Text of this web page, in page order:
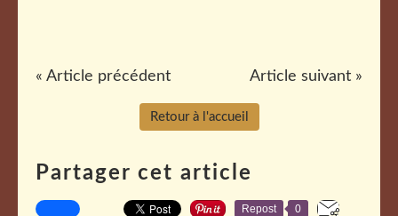
« Article précédent Article suivant »
Retour à l'accueil
Partager cet article
Repost 0